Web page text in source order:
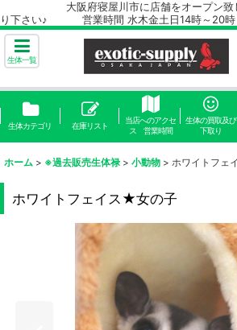
大阪府寝屋川市に店舗をオープン致し
り下さい♪ 営業時間 水木金土日14時～20時
生体一覧
生体カテゴリ 在庫リスト
当店へのアクセ
ス 営業時間
生体の買取及び
下取り
ホーム > ※過去販売生体禄 > 小動物 > ホワイトフェ
ホワイトフェイス★女の子